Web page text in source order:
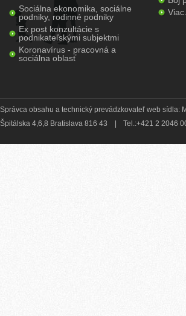
Sociálna ekonomika, sociálne
podniky, rodinné podniky
Ex post konzultácie s
podnikateľskými subjektmi
Koronavírus - pracovná a
sociálna oblasť
Viac...
Správca obsahu a technický prevádzkovateľ web sídla:
Špitálska 4,6,8 Bratislava 816 43
Tel.:+421 2 2046